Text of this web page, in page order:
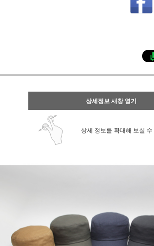
상세정보 새창 열기
상세 정보를 확대해 보실 수